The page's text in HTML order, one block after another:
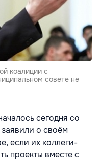
коалиции с
совете не
сегодня со
о своём
если их коллеги-
проекты вместе с